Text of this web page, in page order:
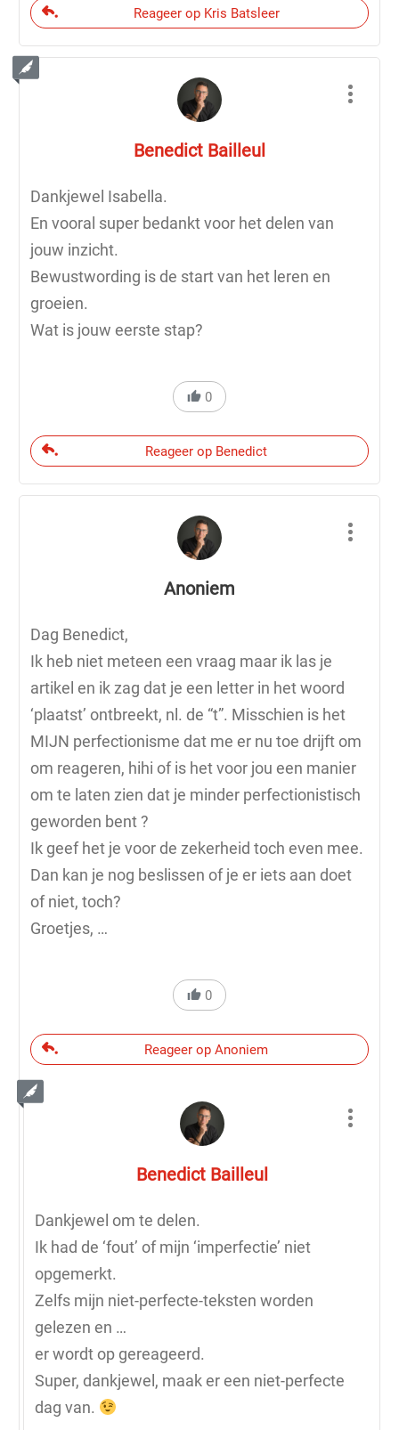
Reageer op Kris Batsleer
Benedict Bailleul
Dankjewel Isabella.
En vooral super bedankt voor het delen van
jouw inzicht.
Bewustwording is de start van het leren en
groeien.
Wat is jouw eerste stap?
0
Reageer op Benedict
Anoniem
Dag Benedict,
Ik heb niet meteen een vraag maar ik las je
artikel en ik zag dat je een letter in het woord
‘plaatst’ ontbreekt, nl. de “t”. Misschien is het
MIJN perfectionisme dat me er nu toe drijft om
om reageren, hihi of is het voor jou een manier
om te laten zien dat je minder perfectionistisch
geworden bent ?
Ik geef het je voor de zekerheid toch even mee.
Dan kan je nog beslissen of je er iets aan doet
of niet, toch?
Groetjes, …
0
Reageer op Anoniem
Benedict Bailleul
Dankjewel om te delen.
Ik had de ‘fout’ of mijn ‘imperfectie’ niet
opgemerkt.
Zelfs mijn niet-perfecte-teksten worden
gelezen en …
er wordt op gereageerd.
Super, dankjewel, maak er een niet-perfecte
dag van.